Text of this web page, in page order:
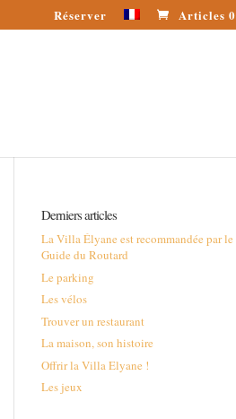
Réserver Articles 0
Derniers articles
La Villa Élyane est recommandée par le
Guide du Routard
Le parking
Les vélos
Trouver un restaurant
La maison, son histoire
Offrir la Villa Elyane !
Les jeux